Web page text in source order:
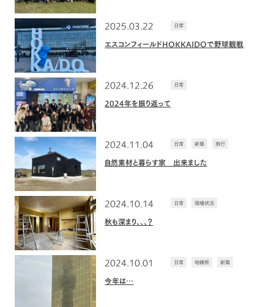
エスコンフィールドHOKKAIDOで野球観戦
日常
2025.03.22
2024年を振り返って
日常
2024.12.26
自然素材と暮らす家 出来ました
日常 新築 旅行
2024.11.04
秋も深まり、、、？
日常 現場状況
2024.10.14
今年は…
日常 地鎮祭 新築
2024.10.01